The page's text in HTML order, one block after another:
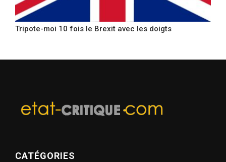
Tripote-moi 10 fois le Brexit avec les doigts
CATÉGORIES